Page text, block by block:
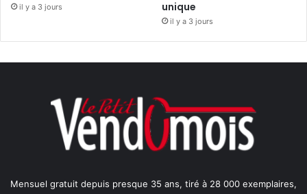
il y a 3 jours
unique
il y a 3 jours
Mensuel gratuit depuis presque 35 ans, tiré à 28 000 exemplaires,